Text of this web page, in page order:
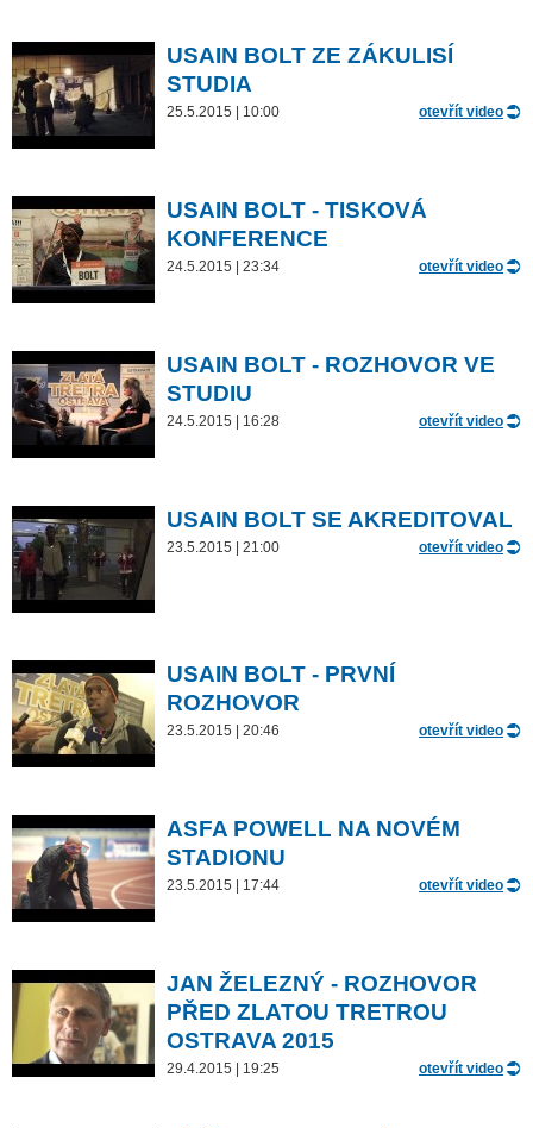
USAIN BOLT ZE ZÁKULISÍ
STUDIA
25.5.2015 | 10:00 otevřít video
USAIN BOLT - TISKOVÁ
KONFERENCE
24.5.2015 | 23:34 otevřít video
USAIN BOLT - ROZHOVOR VE
STUDIU
24.5.2015 | 16:28 otevřít video
USAIN BOLT SE AKREDITOVAL
23.5.2015 | 21:00 otevřít video
USAIN BOLT - PRVNÍ
ROZHOVOR
23.5.2015 | 20:46 otevřít video
ASFA POWELL NA NOVÉM
STADIONU
23.5.2015 | 17:44 otevřít video
JAN ŽELEZNÝ - ROZHOVOR
PŘED ZLATOU TRETROU
OSTRAVA 2015
29.4.2015 | 19:25 otevřít video